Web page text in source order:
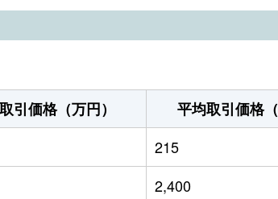
引価格（万円） 平均取引価格（
215
2,400